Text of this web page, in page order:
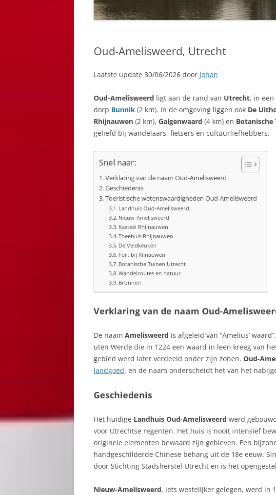
Oud-Amelisweerd, Utrecht
Laatste update 30/06/2026 door Johan
Oud-Amelisweerd ligt aan de rand van Utrecht, in
dorp Bunnik (2 km). In de omgeving liggen ook De
Rhijnauwen (2 km), Galgenwaard (4 km) en
geliefd bij wandelaars, fietsers en cultuurliefhebbers.
Snel naar:
Verklaring van de naam Oud-Amelisweerd
Geschiedenis
Toeristische wetenswaardigheden Oud-Amelisweerd
Landhuis Oud-Amelisweerd
Nieuw-Amelisweerd
Kasteel Rhijnauwen
Theehuis Rhijnauwen
De Veldkeuken
Fort bij Rijnauwen
Botanische Tuinen Utrecht
Wandelroutes en natuur
Bronnen
Verklaring van de naam Oud-
De naam Amelisweerd is afgeleid van “Amelius’
uten Werde die in 1224 een waard in leen kreeg van
gebied werd later verdeeld onder zijn zonen. Oud-
landgoed, en de naam onderscheidt het van het
Geschiedenis
Het huidige Landhuis Oud-Amelisweerd werd
voor Utrechtse regenten. Het huis is nooit intensief
originele elementen bewaard zijn gebleven. Een
handgeschilderde Chinese behang uit de 18e eeuw.
door Stichting Stadsherstel Utrecht en is het
Nieuw-Amelisweerd, iets westelijker gelegen, werd in